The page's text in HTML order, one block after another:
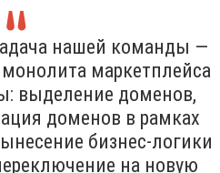
нашей команды —
маркетплейса
выделение доменов,
доменов в рамках
бизнес-логики
на новую